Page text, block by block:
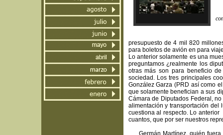
presupuesto de 4 mil 820
para boletos de avión en para
Lo anterior solamente es una
preguntamos ¿realmente los
otras más son para beneficio
sociedad. Los tres principales
González Garza (PRD así como
que solamente benefician a sus
Cámara de Diputados Federal,
alimentación y transportación
cuestiona al respecto. Lo
cuantos, que por ser nuestros
Germán Martínez, quién fuera